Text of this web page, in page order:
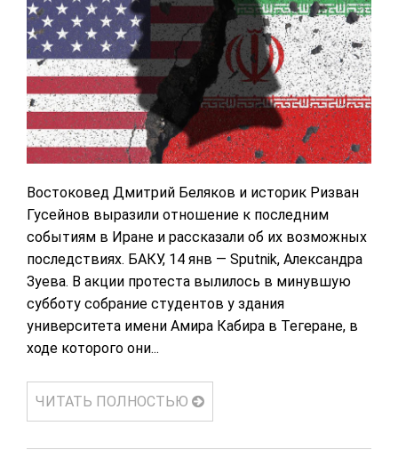
Востоковед Дмитрий Беляков и историк Ризван
Гусейнов выразили отношение к последним
событиям в Иране и рассказали об их возможных
последствиях. БАКУ, 14 янв — Sputnik, Александра
Зуева. В акции протеста вылилось в минувшую
субботу собрание студентов у здания
университета имени Амира Кабира в Тегеране, в
ходе которого они...
ЧИТАТЬ ПОЛНОСТЬЮ